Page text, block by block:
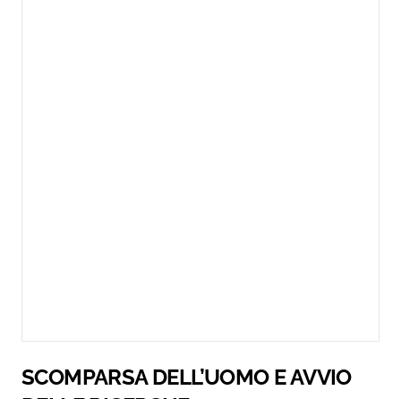
SCOMPARSA DELL’UOMO E AVVIO